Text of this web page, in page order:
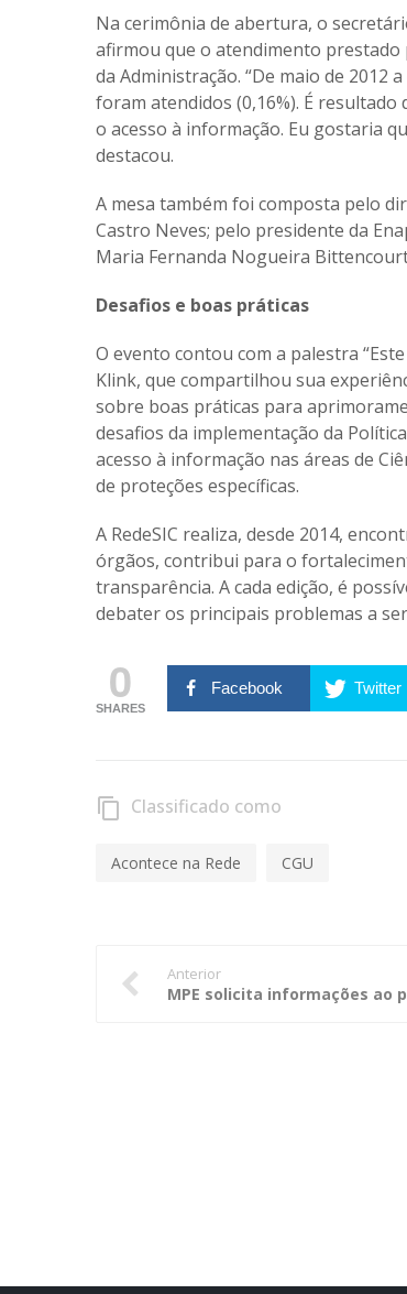
Na cerimônia de abertura, o
afirmou que o atendimento prestado
da Administração. “De maio de 2012
foram atendidos (0,16%). É
o acesso à informação. Eu gostaria
destacou.
A mesa também foi composta pelo
Castro Neves; pelo presidente da
Maria Fernanda Nogueira
Desafios e boas práticas
O evento contou com a palestra
Klink, que compartilhou sua
sobre boas práticas para
desafios da implementação da
acesso à informação nas áreas de
de proteções específicas.
A RedeSIC realiza, desde 2014,
órgãos, contribui para o
transparência. A cada edição, é
debater os principais problemas a
0
SHARES
Facebook Twitter
content_copy Classificado como
Acontece na Rede CGU
Anterior